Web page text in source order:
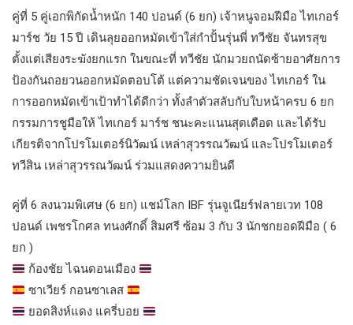
คู่ที่ 5 คู่เอกพิกัดน้ำหนัก 140 ปอนด์ (6 ยก) เจ้าหนูจอมฝีมือ ไทเกอร์
มาร์ช วัย 15 ปี เดินลุยออกหมัดเข้าใส่กำปั้นรุ่นพี่ ทวีชัย จันทรสุข
ตั้งแต่เสียงระฆังยกแรก ในขณะที่ ทวีชัย นักมวยถนัดซ้ายอาศัยการ
ป้องกันถอยวนออกหมัดตอบโต้ แต่ความชัดเจนของ ไทเกอร์ ใน
การออกหมัดเข้าเป้าทำได้ดีกว่า ทั้งลำตัวสลับกับใบหน้าครบ 6 ยก
กรรมการชูมือให้ ไทเกอร์ มาร์ช ชนะคะแนนสุดเดือด และได้รับ
เกียรติจากโปรโมเตอร์นิวัฒน์ เหล่าสุวรรณวัฒน์ และโปรโมเตอร์
ทวีสิน เหล่าสุวรรณวัฒน์ ร่วมแสดงความยินดี
คู่ที่ 6 ลงนวมพิเศษ (6 ยก) แชม์โลก IBF รุ่นจูเนียร์ฟลายเวท 108
ปอนด์ เพชรโกศล ทนงศักดิ์ สิมศรี ซ้อม 3 กับ 3 นักชกยอดฝีมือ ( 6
ยก )
ก้องชัย ไฉนดอนเมือง
ซาเวียร์ กอนซาเลส
ยอดสิงห์แดง แครี่บอย